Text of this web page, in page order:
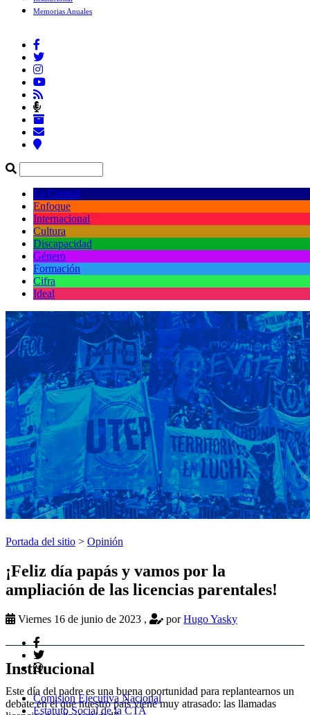
Memorias Anuales
La Central
Enfoque
Internacional
Cultura
Discapacidad
Género
Formación
Cifra
Ideal
Portada del sitio > Opinión
¡Feliz día papás y vamos por la
ampliación de las licencias parentales!
Viernes 16 de junio de 2023 , porHugo Yasky
Este día del padre es una buena oportunidad para replantearnos un
debate en el que nuestro país viene muy atrasado: las llamadas
Institucional
Comision Ejecutiva Nacional
Estatuto Social de la CTA